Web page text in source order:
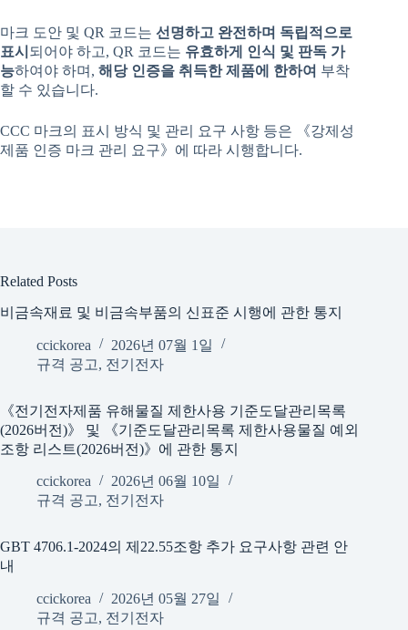
마크 도안 및 QR 코드는 선명하고 완전하며 독립적으로
표시 되어야 하고, QR 코드는 유효하게 인식 및 판독 가
능하여야 하며, 해당 인증을 취득한 제품에 한하여 부착
할 수 있습니다.
CCC 마크의 표시 방식 및 관리 요구 사항 등은 《강제성
제품 인증 마크 관리 요구》에 따라 시행합니다.
Related Posts
비금속재료 및 비금속부품의 신표준 시행에 관한 통지
ccickorea
2026년 07월 1일
규격 공고, 전기전자
《전기전자제품 유해물질 제한사용 기준도달관리목록
(2026버전)》 및 《기준도달관리목록 제한사용물질 예외
조항 리스트(2026버전)》에 관한 통지
ccickorea
2026년 06월 10일
규격 공고, 전기전자
GBT 4706.1-2024의 제22.55조항 추가 요구사항 관련 안
내
ccickorea
2026년 05월 27일
규격 공고, 전기전자